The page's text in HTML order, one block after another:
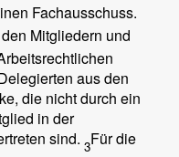
Fachausschuss.
Mitgliedern und
aus den
die nicht durch ein
in der
sind. 3Für die